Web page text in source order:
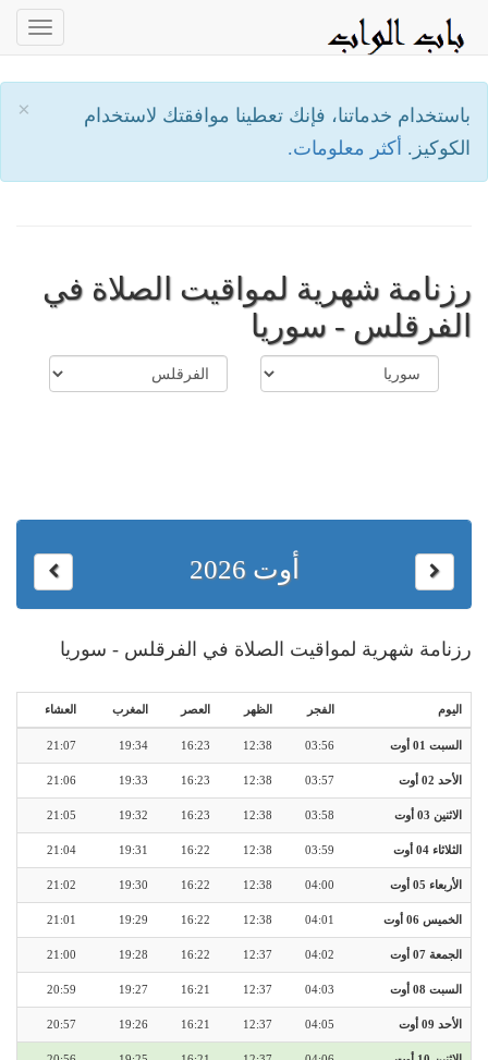
×
باستخدام خدماتنا، فإنك تعطينا موافقتك لاستخدام
الكوكيز. أكثر معلومات.
رزنامة شهرية لمواقيت الصلاة في
الفرقلس - سوريا
أوت 2026
رزنامة شهرية لمواقيت الصلاة في الفرقلس - سوريا
اليوم الفجر الظهر العصر المغرب العشاء
السبت 01 أوت 03:56
12:38
16:23
19:34
21:07
الأحد 02 أوت 03:57
12:38
16:23
19:33
21:06
الاثنين 03 أوت 03:58
12:38
16:23
19:32
21:05
الثلاثاء 04 أوت 03:59
12:38
16:22
19:31
21:04
الأربعاء 05 أوت 04:00
12:38
16:22
19:30
21:02
الخميس 06 أوت 04:01
12:38
16:22
19:29
21:01
الجمعة 07 أوت 04:02
12:37
16:22
19:28
21:00
السبت 08 أوت 04:03
12:37
16:21
19:27
20:59
الأحد 09 أوت 04:05
12:37
16:21
19:26
20:57